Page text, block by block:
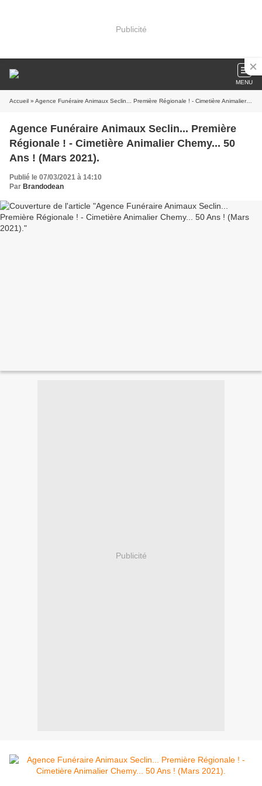
Publicité
MENU
Accueil » Agence Funéraire Animaux Seclin... Première Régionale ! - Cimetière Animalier Chemy... 50 Ans ! (Mars 2021).
Agence Funéraire Animaux Seclin... Première
Régionale ! - Cimetière Animalier Chemy... 50
Ans ! (Mars 2021).
Publié le 07/03/2021 à 14:10
Par Brandodean
Publicité